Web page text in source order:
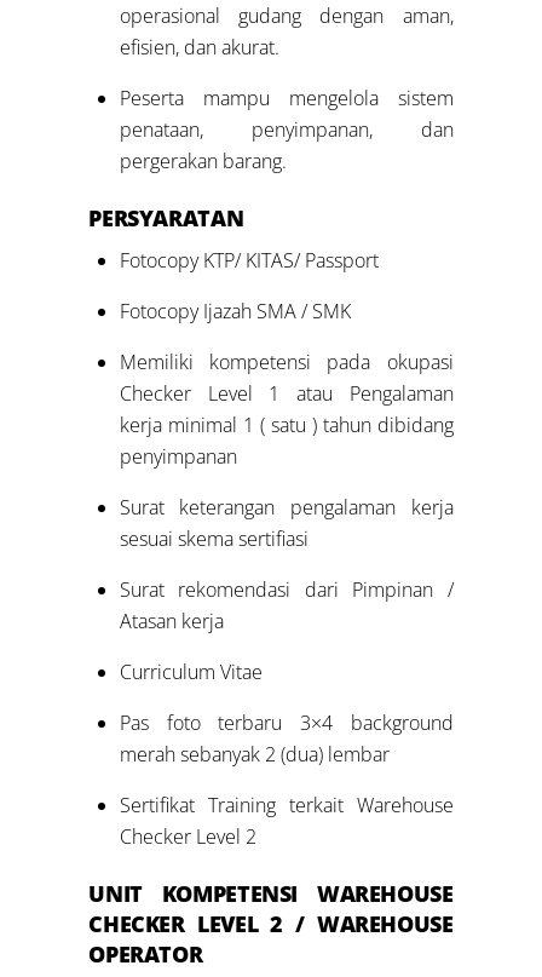
operasional gudang dengan aman,
efisien, dan akurat.
Peserta mampu mengelola sistem
penataan, penyimpanan, dan
pergerakan barang.
PERSYARATAN
Fotocopy KTP/ KITAS/ Passport
Fotocopy Ijazah SMA / SMK
Memiliki kompetensi pada okupasi
Checker Level 1 atau Pengalaman
kerja minimal 1 ( satu ) tahun dibidang
penyimpanan
Surat keterangan pengalaman kerja
sesuai skema sertifiasi
Surat rekomendasi dari Pimpinan /
Atasan kerja
Curriculum Vitae
Pas foto terbaru 3×4 background
merah sebanyak 2 (dua) lembar
Sertifikat Training terkait Warehouse
Checker Level 2
UNIT KOMPETENSI
WAREHOUSE
CHECKER LEVEL 2 / WAREHOUSE
OPERATOR